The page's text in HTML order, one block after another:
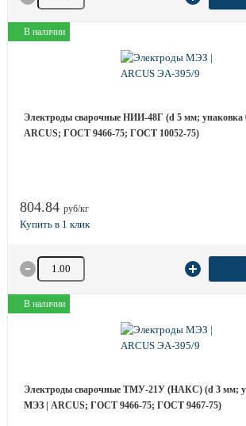
В наличии
Электроды сварочные НИИ-48Г (d 5 мм; упаковка
ARCUS; ГОСТ 9466-75; ГОСТ 10052-75)
804.84 руб/кг
Количество товара
В наличии
Электроды сварочные ТМУ-21У (НАКС) (d 3 мм;
МЭЗ | ARCUS; ГОСТ 9466-75; ГОСТ 9467-75)